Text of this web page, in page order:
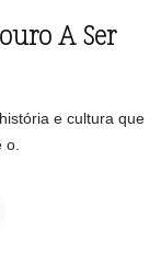
A Ser
e cultura que